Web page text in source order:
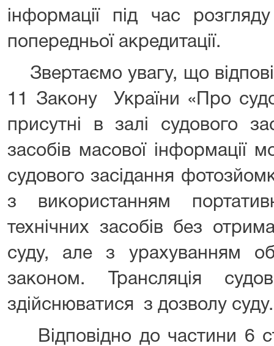
інформації під час
попередньої акредитації.
Звертаємо увагу, що
11 Закону України «Про
присутні в залі судового
засобів масової інформації
судового засідання
з використанням
технічних засобів без
суду, але з урахуванням
законом. Трансляція
здійснюватися з дозволу суду.
Відповідно до частини 6